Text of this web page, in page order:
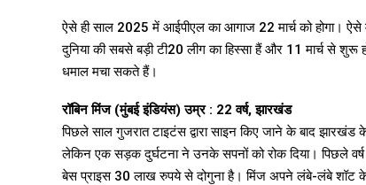
ऐसे ही साल 2025 में आईपीएल का आगाज 22 मार्च को होगा।
दुनिया की सबसे बड़ी टी20 लीग का हिस्सा हैं और 11 मार्च से शुरू
धमाल मचा सकते हैं।
रॉबिन मिंज (मुंबई इंडियंस) उम्र : 22 वर्ष, झारखंड
पिछले साल गुजरात टाइटंस द्वारा साइन किए जाने के बाद
लेकिन एक सड़क दुर्घटना ने उनके सपनों को रोक दिया। पिछले
बेस प्राइस 30 लाख रुपये से दोगुना है। मिंज अपने लंबे-लंबे शॉट